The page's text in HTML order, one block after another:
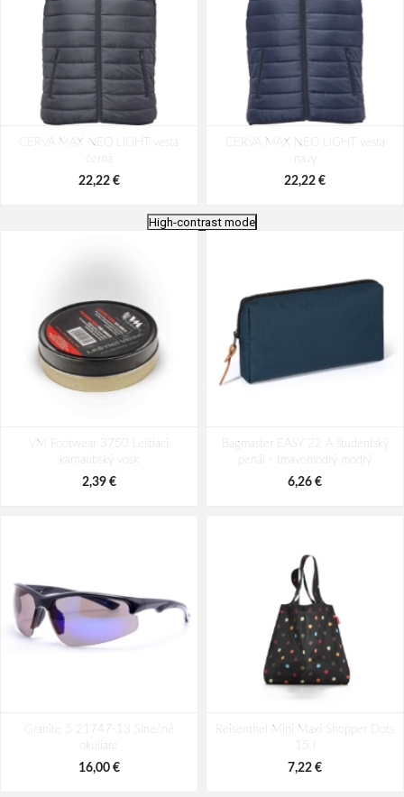
CERVA MAX NEO LIGHT vesta
černá
22,22 €
CERVA MAX NEO LIGHT vesta
navy
22,22 €
modrá
22,22 €
červená
22,22 €
High-contrast mode
VM Footwear 3750 Leštiaci
karnaubský vosk
2,39 €
Bagmaster EASY 22 A študentský
penál - tmavomodrý modrý
6,26 €
Granite 5 21747-13 Slnečné
okuliare
16,00 €
Reisenthel Mini Maxi Shopper Dots
15 l
7,22 €